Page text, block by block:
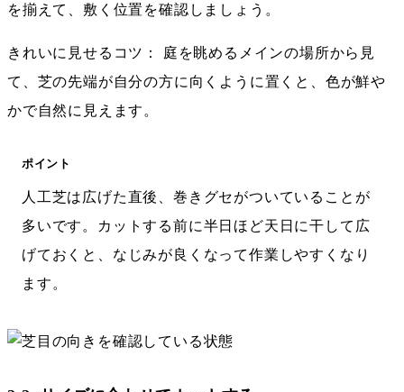
を揃えて、敷く位置を確認しましょう。
きれいに見せるコツ： 庭を眺めるメインの場所から見
て、芝の先端が自分の方に向くように置くと、色が鮮や
かで自然に見えます。
ポイント
人工芝は広げた直後、巻きグセがついていることが
多いです。カットする前に半日ほど天日に干して広
げておくと、なじみが良くなって作業しやすくなり
ます。